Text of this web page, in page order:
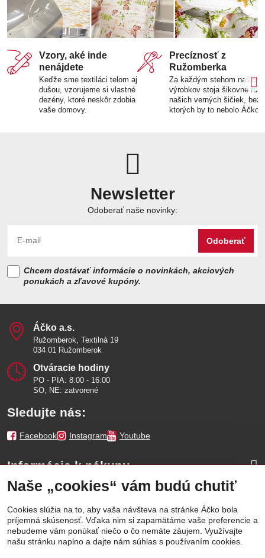
Vzory, aké inde
nenájdete
Keďže sme textiláci telom aj
dušou, vzorujeme si vlastné
dezény, ktoré neskôr zdobia
vaše domovy.
Precíznosť z
Ružomberka
Za každým stehom našich
výrobkov stoja šikovné ruky
našich verných šičiek, bez
ktorých by to nebolo Áčko.
Newsletter
Odoberať naše novinky:
Odoberať
Chcem dostávať informácie o novinkách, akciových
ponukách a zľavové kupóny.
Áčko a​.s​.
Ružomberok, Textilná 19
034 01 Ružomberok
Otváracie hodiny
PO - PIA: 8:00 - 16:00
SO, NE: zatvorené
Sledujte nás:
Facebook Instagram Youtube
Informácie k nákupu
Naše značky
Výhody
Naše „cookies“ vám budú chutiť
Cookies slúžia na to, aby vaša návšteva na stránke Áčko bola
príjemná skúsenosť. Vďaka nim si zapamätáme vaše preferencie a
nebudeme vám ponúkať niečo o čo nemáte záujem. Využívajte
našu stránku naplno a dajte nám súhlas s používaním cookies.